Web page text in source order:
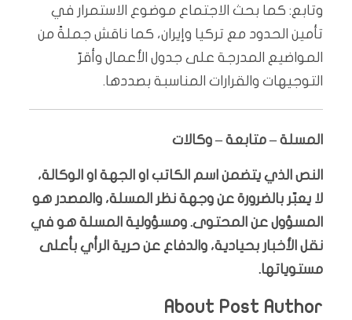
وتابع: كما بحث الاجتماع موضوع الاستمرار في
تأمين الحدود مع تركيا وإيران، كما ناقش جملةً من
المواضيع المدرجة على جدول الأعمال وأقرّ
التوجيهات والقرارات المناسبة بصددها.
المسلة – متابعة – وكالات
النص الذي يتضمن اسم الكاتب او الجهة او الوكالة،
لا يعبّر بالضرورة عن وجهة نظر المسلة، والمصدر هو
المسؤول عن المحتوى. ومسؤولية المسلة هو في
نقل الأخبار بحيادية، والدفاع عن حرية الرأي بأعلى
مستوياتها.
About Post Author